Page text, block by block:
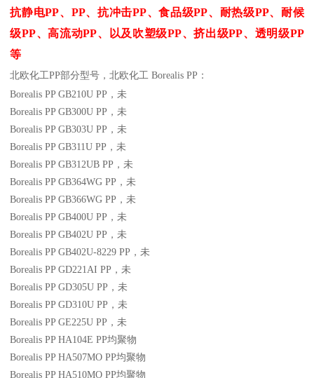
抗静电PP、 PP、抗冲击PP、食品级PP、耐热级PP、耐候
级PP、高流动PP、以及吹塑级PP、挤出级PP、透明级PP
等
北欧化工PP部分型号，北欧化工 Borealis PP：
Borealis PP GB210U PP ，未
Borealis PP GB300U PP ，未
Borealis PP GB303U PP ，未
Borealis PP GB311U PP ，未
Borealis PP GB312UB PP ，未
Borealis PP GB364WG PP ，未
Borealis PP GB366WG PP ，未
Borealis PP GB400U PP ，未
Borealis PP GB402U PP ，未
Borealis PP GB402U-8229 PP ，未
Borealis PP GD221AI PP ，未
Borealis PP GD305U PP ，未
Borealis PP GD310U PP ，未
Borealis PP GE225U PP ，未
Borealis PP HA104E PP均聚物
Borealis PP HA507MO PP均聚物
Borealis PP HA510MO PP均聚物